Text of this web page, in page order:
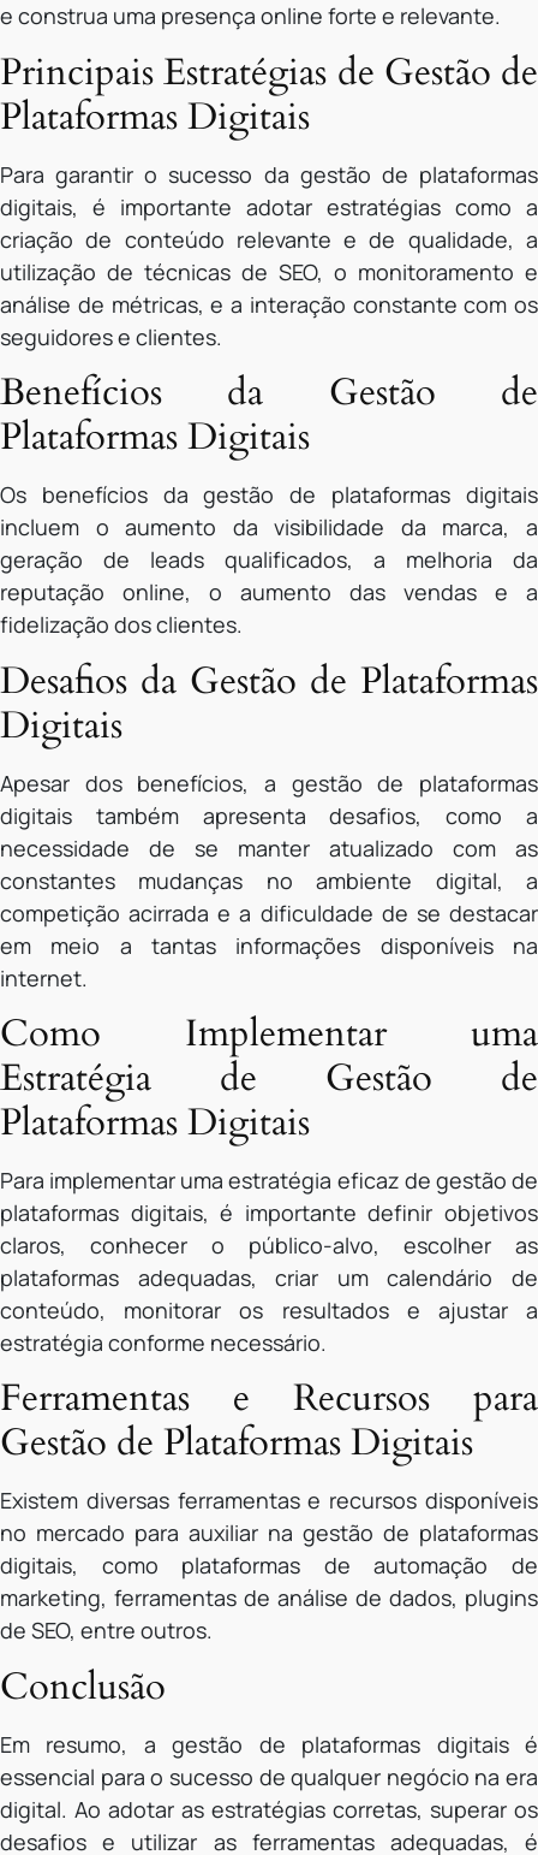
e construa uma presença online forte e relevante.
Principais Estratégias de Gestão de
Plataformas Digitais
Para garantir o sucesso da gestão de plataformas
digitais, é importante adotar estratégias como a
criação de conteúdo relevante e de qualidade, a
utilização de técnicas de SEO, o monitoramento e
análise de métricas, e a interação constante com os
seguidores e clientes.
Benefícios da Gestão de
Plataformas Digitais
Os benefícios da gestão de plataformas digitais
incluem o aumento da visibilidade da marca, a
geração de leads qualificados, a melhoria da
reputação online, o aumento das vendas e a
fidelização dos clientes.
Desafios da Gestão de Plataformas
Digitais
Apesar dos benefícios, a gestão de plataformas
digitais também apresenta desafios, como a
necessidade de se manter atualizado com as
constantes mudanças no ambiente digital, a
competição acirrada e a dificuldade de se destacar
em meio a tantas informações disponíveis na
internet.
Como Implementar uma
Estratégia de Gestão de
Plataformas Digitais
Para implementar uma estratégia eficaz de gestão de
plataformas digitais, é importante definir objetivos
claros, conhecer o público-alvo, escolher as
plataformas adequadas, criar um calendário de
conteúdo, monitorar os resultados e ajustar a
estratégia conforme necessário.
Ferramentas e Recursos para
Gestão de Plataformas Digitais
Existem diversas ferramentas e recursos disponíveis
no mercado para auxiliar na gestão de plataformas
digitais, como plataformas de automação de
marketing, ferramentas de análise de dados, plugins
de SEO, entre outros.
Conclusão
Em resumo, a gestão de plataformas digitais é
essencial para o sucesso de qualquer negócio na era
digital. Ao adotar as estratégias corretas, superar os
desafios e utilizar as ferramentas adequadas, é